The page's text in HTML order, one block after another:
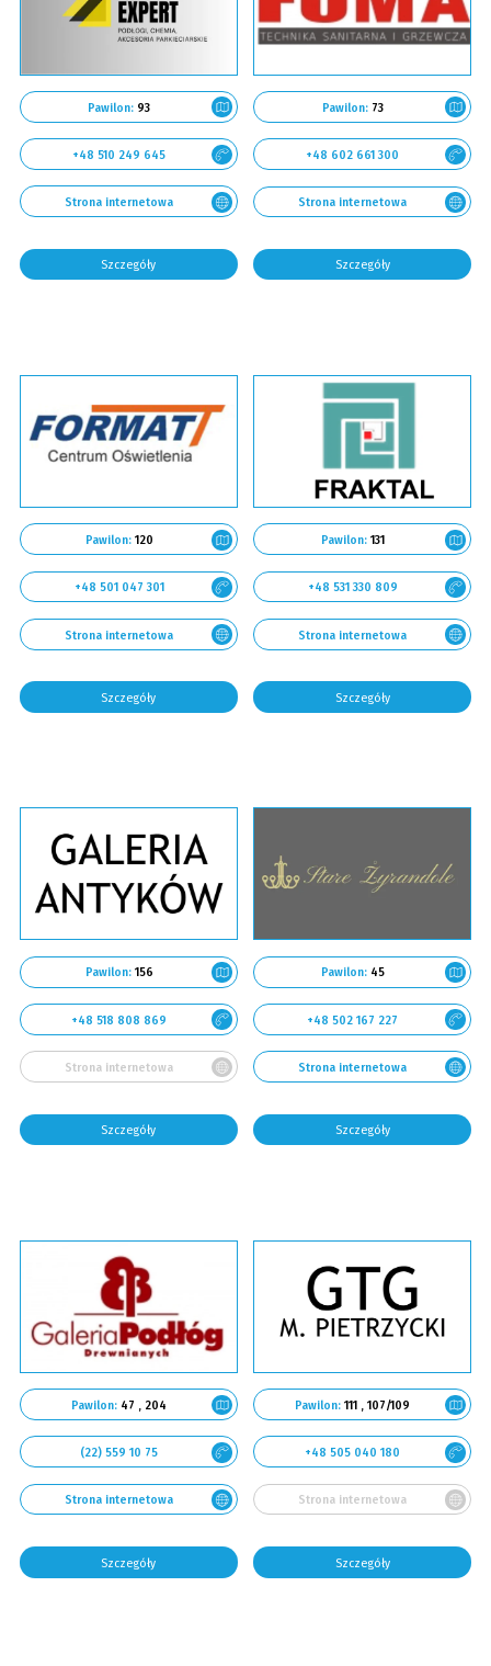
Pawilon: 93
+48 510 249 645
Strona internetowa
Szczegóły
Pawilon:73
+48 602 661 300
Strona internetowa
Szczegóły
Pawilon:120
+48 501 047 301
Strona internetowa
Szczegóły
Pawilon:131
+48 531 330 809
Strona internetowa
Szczegóły
Pawilon:156
+48 518 808 869
Strona internetowa
Szczegóły
Pawilon:45
+48 502 167 227
Strona internetowa
Szczegóły
Pawilon: 47 , 204
(22) 559 10 75
Strona internetowa
Szczegóły
Pawilon: 111 , 107/109
+48 505 040 180
Strona internetowa
Szczegóły